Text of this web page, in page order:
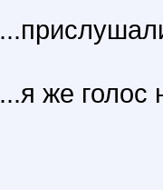
...я же голос